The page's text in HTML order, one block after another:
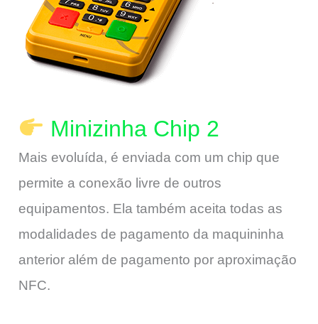
Minizinha Chip 2
Mais evoluída, é enviada com um chip que
permite a conexão livre de outros
equipamentos. Ela também aceita todas as
modalidades de pagamento da maquininha
anterior além de pagamento por aproximação
NFC.